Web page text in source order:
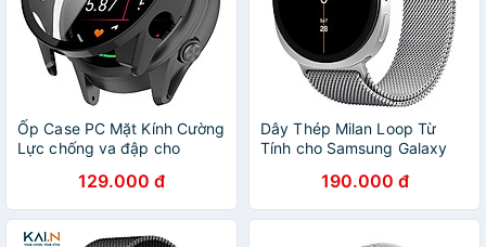
Ốp Case PC Mặt Kính Cường
Lực chống va đập cho
Hàng Chính Hãng
129.000 đ
Dây Thép Milan Loop Từ
Tính cho Samsung Galaxy
Galaxy Watch 8 Classic
46mm - Hàng Chính Hãng
190.000 đ